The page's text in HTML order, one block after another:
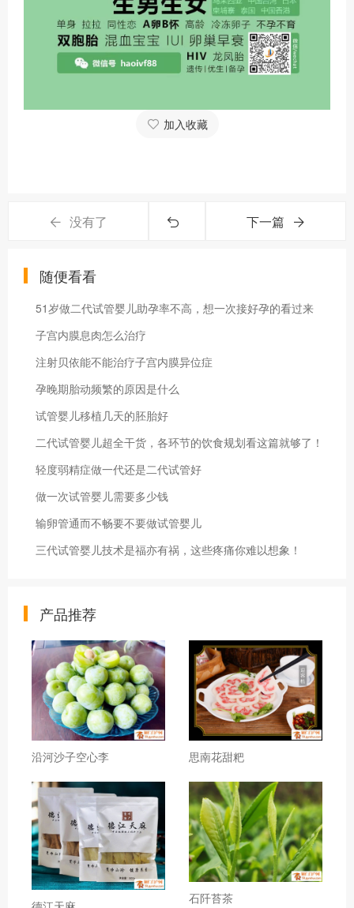
加入收藏
没有了 下一篇
随便看看
51岁做二代试管婴儿助孕率不高，想一次接好孕的看过来
子宫内膜息肉怎么治疗
注射贝依能不能治疗子宫内膜异位症
孕晚期胎动频繁的原因是什么
试管婴儿移植几天的胚胎好
二代试管婴儿超全干货，各环节的饮食规划看这篇就够了！
轻度弱精症做一代还是二代试管好
做一次试管婴儿需要多少钱
输卵管通而不畅要不要做试管婴儿
三代试管婴儿技术是福亦有祸，这些疼痛你难以想象！
产品推荐
沿河沙子空心李 思南花甜粑
石阡苔茶